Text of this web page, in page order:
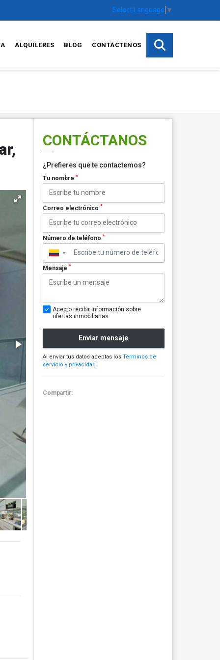
Select Language ▼
ALQUILERES BLOG CONTÁCTENOS
CONTÁCTANOS
¿Prefieres que te contactemos?
Tu nombre *
Correo electrónico *
Número de teléfono *
▼
Mensaje *
Acepto recibir información sobre
ofertas inmobiliarias
Enviar mensaje
Al enviar tus datos aceptas los Términos de
servicio y privacidad
Compartir: